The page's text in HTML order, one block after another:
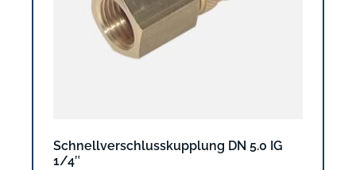
Schnellverschlusskupplung DN 5.0 IG
1/4″